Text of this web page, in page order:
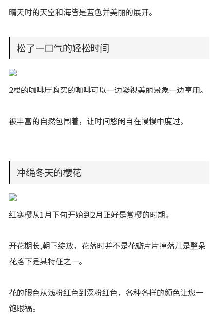
晴天时的天空和海皆是蓝色并美丽的展开。
松了一口气的轻松时间
2楼的咖啡厅购买的咖啡可以一边凝视美丽景象一边享用。
被丰富的自然包围着，让时间悠闲自在慢慢中度过。
冲绳冬天的樱花
红寒樱从1月下旬开始到2月正好是赏樱的时期。
开花期长,朝下绽放，花落时并不是花瓣片片掉落儿是整朵
花落下是其特征之一。
花的眼色从浅粉红色到深粉红色，各种各样的颜色让您一
饱眼福。